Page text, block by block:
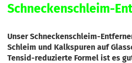
Schneckenschleim-
Unser Schneckenschleim-
Schleim und Kalkspuren auf
Tensid-reduzierte Formel ist es